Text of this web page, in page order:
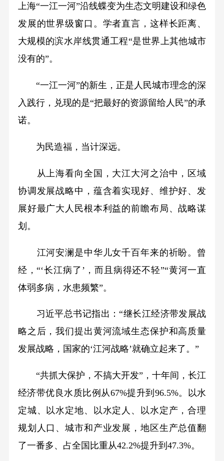
上海“一江一河”沿线蝶变为生态文明建设和绿色
发展的世界级窗口。学者直言，这样长距离、
大规模的滨水岸线贯通工程“是世界上其他城市
没有的”。
“一江一河”的新生，正是人民城市理念的深
入践行，兑现的是“把最好的资源留给人民”的承
诺。
为民造福，当计深远。
从上海看向全国，大江大河之治中，区域
协调发展战略中，蕴含着实现好、维护好、发
展好最广大人民根本利益的前瞻布局、战略谋
划。
江河安澜是中华儿女千百年来的祈盼。曾
经，“‘长江病了’，而且病得还不轻”“黄河一直
体弱多病，水患频繁”。
习近平总书记指出：“继长江经济带发展战
略之后，我们提出黄河流域生态保护和高质量
发展战略，国家的‘江河战略’就确立起来了。”
“共抓大保护，不搞大开发”，十年间，长江
经济带优良水质比例从67%提升到96.5%。以水
定城、以水定地、以水定人、以水定产，合理
规划人口、城市和产业发展，地区生产总值翻
了一番多、占全国比重从42.2%提升到47.3%。